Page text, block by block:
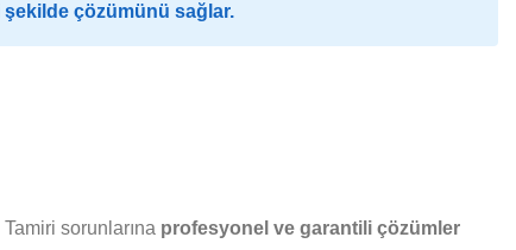
şekilde çözümünü sağlar.
sorunlarına profesyonel ve garantili çözümler